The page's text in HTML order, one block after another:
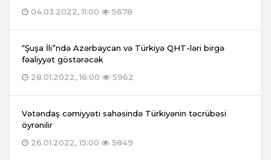
04.03.2022, 11:00
5678
“Şuşa İli”ndə Azərbaycan və Türkiyə QHT-ləri birgə
fəaliyyət göstərəcək
28.01.2022, 16:00
5962
Vətəndaş cəmiyyəti sahəsində Türkiyənin təcrübəsi
öyrənilir
26.01.2022, 15:00
5849